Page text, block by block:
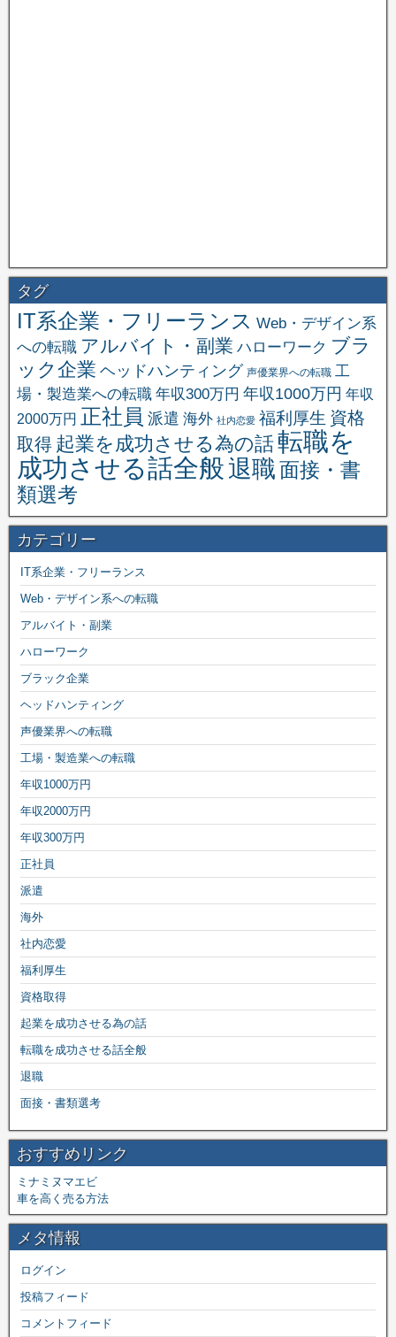
タグ
IT系企業・フリーランス Web・デザイン系
への転職 アルバイト・副業 ハローワーク ブラ
ック企業 ヘッドハンティング 声優業界への転職 工
場・製造業への転職 年収300万円 年収1000万円 年収
2000万円 正社員 派遣 海外 社内恋愛 福利厚生 資格
取得 起業を成功させる為の話転職を
成功させる話全般退職面接・書
類選考
カテゴリー
IT系企業・フリーランス
Web・デザイン系への転職
アルバイト・副業
ハローワーク
ブラック企業
ヘッドハンティング
声優業界への転職
工場・製造業への転職
年収1000万円
年収2000万円
年収300万円
正社員
派遣
海外
社内恋愛
福利厚生
資格取得
起業を成功させる為の話
転職を成功させる話全般
退職
面接・書類選考
おすすめリンク
ミナミヌマエビ
車を高く売る方法
メタ情報
ログイン
投稿フィード
コメントフィード